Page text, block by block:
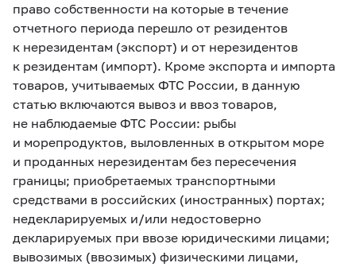
право собственности на которые в течение
отчетного периода перешло от резидентов
к нерезидентам (экспорт) и от нерезидентов
к резидентам (импорт). Кроме экспорта и импорта
товаров, учитываемых ФТС России, в данную
статью включаются вывоз и ввоз товаров,
не наблюдаемые ФТС России: рыбы
и морепродуктов, выловленных в открытом море
и проданных нерезидентам без пересечения
границы; приобретаемых транспортными
средствами в российских (иностранных) портах;
недекларируемых и/или недостоверно
декларируемых при ввозе юридическими лицами;
вывозимых (ввозимых) физическими лицами,